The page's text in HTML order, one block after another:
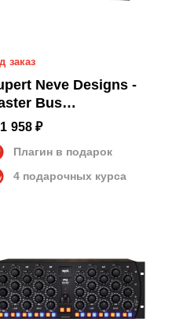
заказ
Neve Designs -
Bus
958 ₽
Плагин в подарок
4 подарочных курса